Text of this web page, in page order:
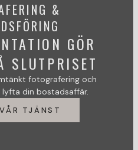
&
GÖR
SLUTPRISET
fotografering och
lyfta din bostadsaffär.
TJÄNST